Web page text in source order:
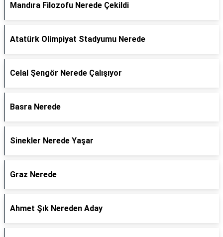
Mandıra Filozofu Nerede Çekildi
Atatürk Olimpiyat Stadyumu Nerede
Celal Şengör Nerede Çalışıyor
Basra Nerede
Sinekler Nerede Yaşar
Graz Nerede
Ahmet Şık Nereden Aday